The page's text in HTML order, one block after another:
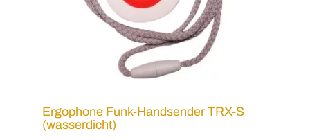
Ergophone Funk-Handsender TRX-S
(wasserdicht)